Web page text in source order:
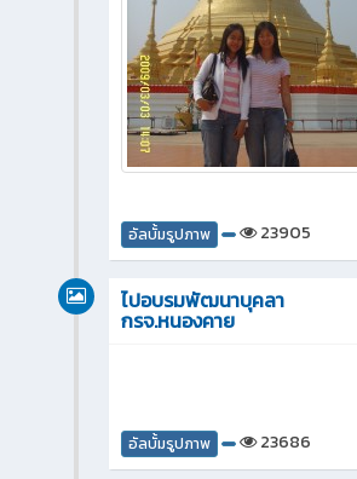
อัลบั้มรูปภาพ 23905
ไปอบรมพัฒนาบุคลา
กรจ.หนองคาย
อัลบั้มรูปภาพ 23686